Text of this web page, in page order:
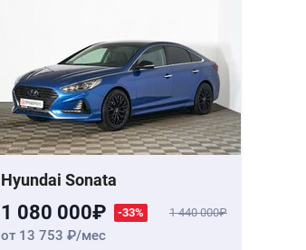
Hyundai Sonata
1 080 000 -33% 1 440 000
от 13 753 /мес